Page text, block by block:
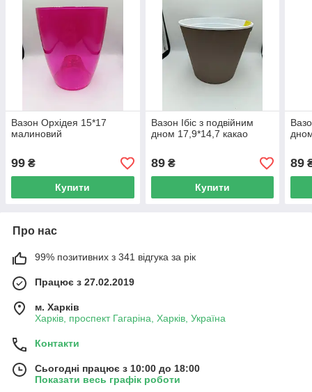
Вазон Орхідея 15*17
малиновий
99 ₴
Купити
Вазон Ібіс з подвійним
дном 17,9*14,7 какао
89₴
Купити
89
Про нас
99% позитивних з 341 відгука за рік
Працює з 27.02.2019
м. Харків
Харків, проспект Гагаріна, Харків, Україна
Контакти
Сьогодні працює з 10:00 до 18:00
Показати весь графік роботи